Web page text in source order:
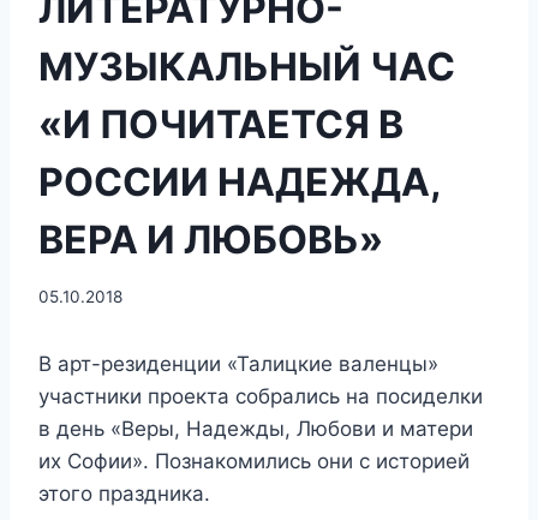
МУЗЫКАЛЬНЫЙ ЧАС
«И ПОЧИТАЕТСЯ В
РОССИИ НАДЕЖДА,
ВЕРА И ЛЮБОВЬ»
05.10.2018
В арт-резиденции «Талицкие валенцы»
участники проекта собрались на посиделки
в день «Веры, Надежды, Любови и матери
их Софии». Познакомились они с историей
этого праздника.